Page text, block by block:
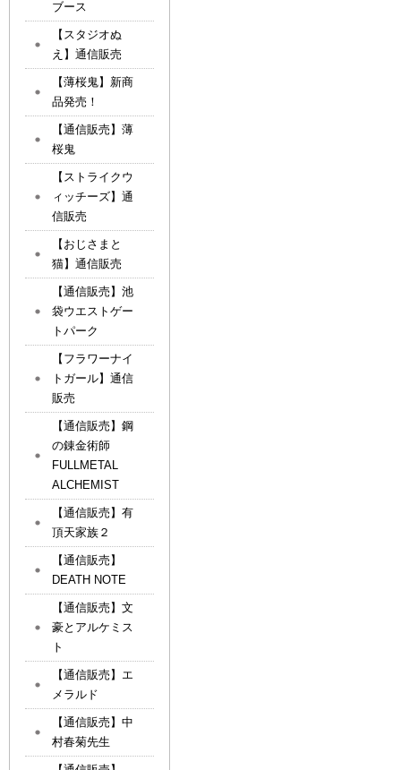
ブース
【スタジオぬ
え】通信販売
【薄桜鬼】新商
品発売！
【通信販売】薄
桜鬼
【ストライクウ
ィッチーズ】通
信販売
【おじさまと
猫】通信販売
【通信販売】池
袋ウエストゲー
トパーク
【フラワーナイ
トガール】通信
販売
【通信販売】鋼
の錬金術師
FULLMETAL
ALCHEMIST
【通信販売】有
頂天家族２
【通信販売】
DEATH NOTE
【通信販売】文
豪とアルケミス
ト
【通信販売】エ
メラルド
【通信販売】中
村春菊先生